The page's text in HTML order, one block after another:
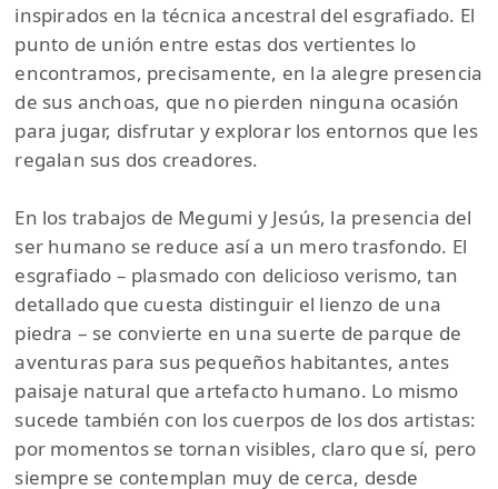
inspirados en la técnica ancestral del esgrafiado. El
punto de unión entre estas dos vertientes lo
encontramos, precisamente, en la alegre presencia
de sus anchoas, que no pierden ninguna ocasión
para jugar, disfrutar y explorar los entornos que les
regalan sus dos creadores.
En los trabajos de Megumi y Jesús, la presencia del
ser humano se reduce así a un mero trasfondo. El
esgrafiado – plasmado con delicioso verismo, tan
detallado que cuesta distinguir el lienzo de una
piedra – se convierte en una suerte de parque de
aventuras para sus pequeños habitantes, antes
paisaje natural que artefacto humano. Lo mismo
sucede también con los cuerpos de los dos artistas:
por momentos se tornan visibles, claro que sí, pero
siempre se contemplan muy de cerca, desde